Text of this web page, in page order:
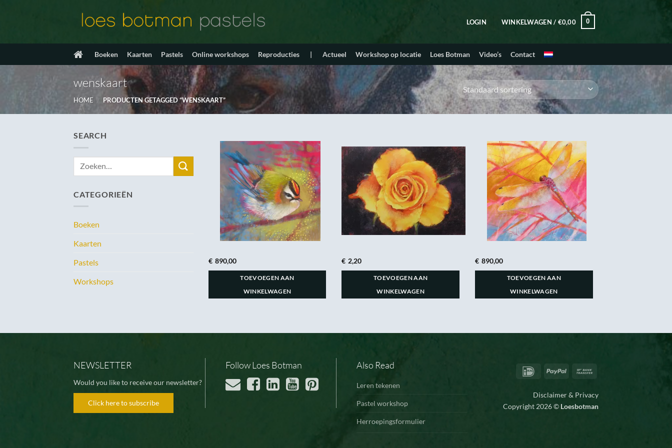
LOGIN WINKELWAGEN / €0,00 0
Boeken Kaarten Pastels Online workshops Reproducties | Actueel Workshop op locatie Loes Botman Video’s Contact
wenskaart
HOME / PRODUCTEN GETAGGED “WENSKAART”
SEARCH
Zoeken
CATEGORIEËN
Boeken
Kaarten
Pastels
Workshops
€ 890,00
TOEVOEGEN AAN
WINKELWAGEN
€ 2,20
TOEVOEGEN AAN
WINKELWAGEN
€ 890,00
TOEVOEGEN AAN
WINKELWAGEN
NEWSLETTER
Would you like to receive our newsletter?
Click here to subscribe
Follow Loes Botman Also Read
Leren tekenen
Pastel workshop
Herroepingsformulier
IDeal PayPal
Disclaimer & Privacy
Copyright 2026 © Loesbotman